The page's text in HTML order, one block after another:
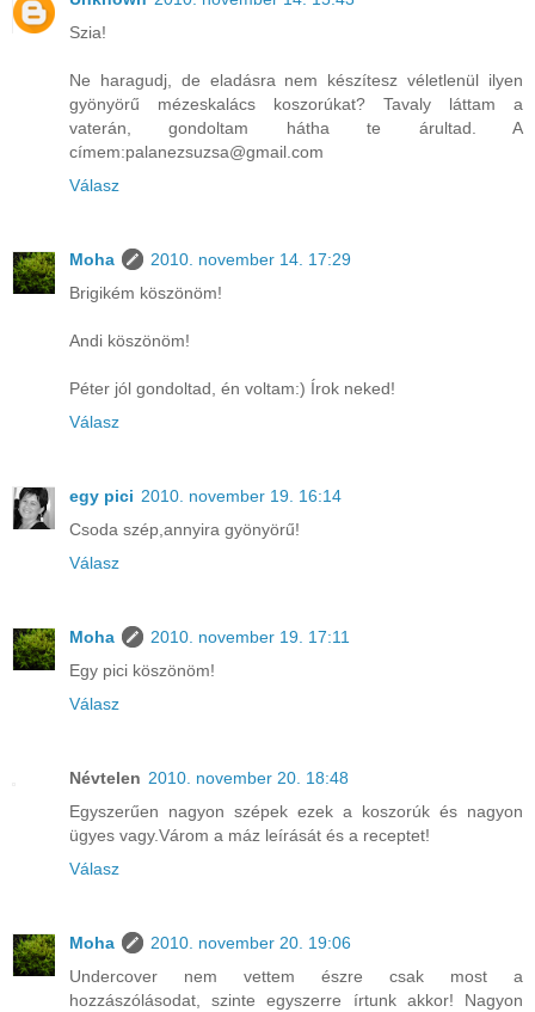
Szia!
Ne haragudj, de eladásra nem készítesz véletlenül ilyen
gyönyörű mézeskalács koszorúkat? Tavaly láttam a
vaterán, gondoltam hátha te árultad. A
címem:palanezsuzsa@gmail.com
Válasz
Moha
2010. november 14. 17:29
Brigikém köszönöm!
Andi köszönöm!
Péter jól gondoltad, én voltam:) Írok neked!
Válasz
egy pici 2010. november 19. 16:14
Csoda szép,annyira gyönyörű!
Válasz
Moha
2010. november 19. 17:11
Egy pici köszönöm!
Válasz
Névtelen 2010. november 20. 18:48
Egyszerűen nagyon szépek ezek a koszorúk és nagyon
ügyes vagy.Várom a máz leírását és a receptet!
Válasz
Moha
2010. november 20. 19:06
Undercover nem vettem észre csak most a
hozzászólásodat, szinte egyszerre írtunk akkor! Nagyon